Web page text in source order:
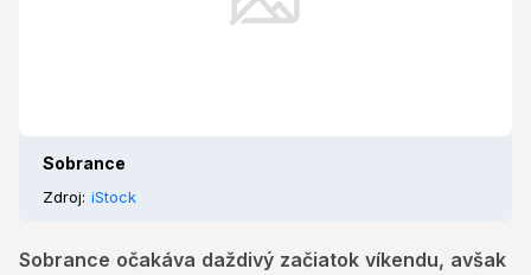
Sobrance
Zdroj: iStock
Sobrance očakáva daždivý začiatok víkendu, avšak